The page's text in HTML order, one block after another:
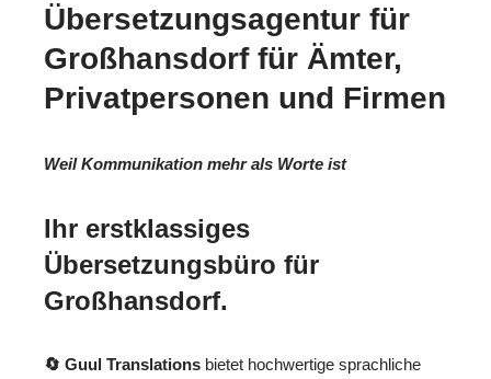
Übersetzungsagentur für
Großhansdorf für Ämter,
Privatpersonen und Firmen
Weil Kommunikation mehr als Worte ist
Ihr erstklassiges
Übersetzungsbüro für
Großhansdorf.
🔄 Guul Translations bietet hochwertige sprachliche